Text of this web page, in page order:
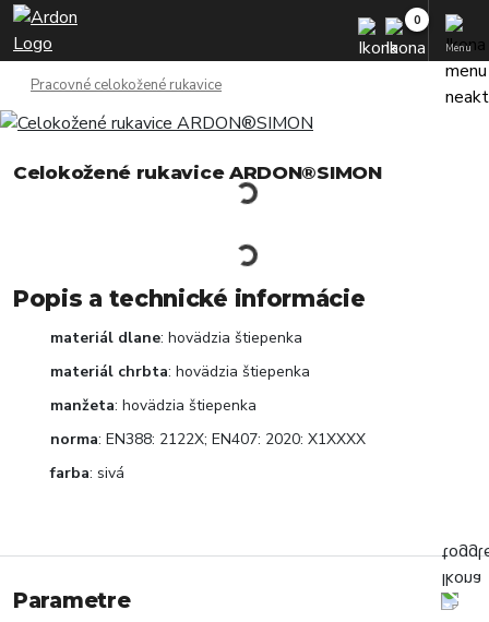
Menu
Pracovné celokožené rukavice
Celokožené rukavice ARDON®SIMON
Popis a technické informácie
materiál dlane: hovädzia štiepenka
materiál chrbta: hovädzia štiepenka
manžeta: hovädzia štiepenka
norma: EN388: 2122X; EN407: 2020: X1XXXX
farba: sivá
Parametre